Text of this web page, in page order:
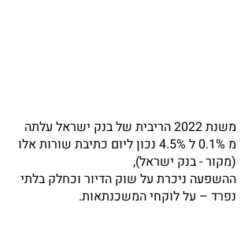
משנת 2022 הריבית של בנק ישראל עלתה
מ 0.1% ל 4.5% נכון ליום כתיבת שורות אלו
(מקור - בנק ישראל),
ההשפעה ניכרת על שוק הדיור וכחלק בלתי
נפרד – על לוקחי המשכנתאות.